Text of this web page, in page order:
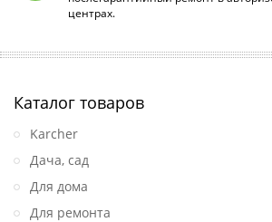
центрах.
Каталог товаров
Karcher
Дача, сад
Для дома
Для ремонта